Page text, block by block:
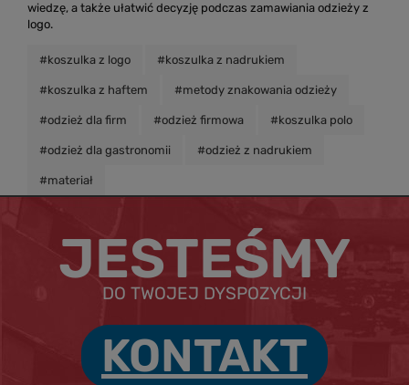
wiedzę, a także ułatwić decyzję podczas zamawiania odzieży z
logo.
#koszulka z logo #koszulka z nadrukiem
#koszulka z haftem #metody znakowania odzieży
#odzież dla firm #odzież firmowa #koszulka polo
#odzież dla gastronomii #odzież z nadrukiem
#materiał
JESTEŚMY
DO TWOJEJ DYSPOZYCJI
KONTAKT